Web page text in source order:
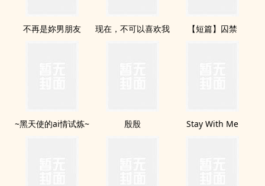
不再是妳男朋友 现在，不可以喜欢我 【短篇】囚禁
~黑天使的ai情试炼~ 殷殷 Stay With Me